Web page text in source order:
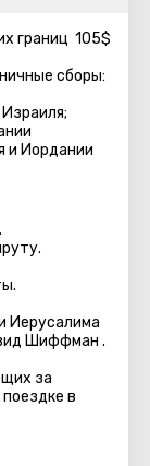
границ 105$
сборы:
Иордании
Иерусалима
Шиффман .
за
в